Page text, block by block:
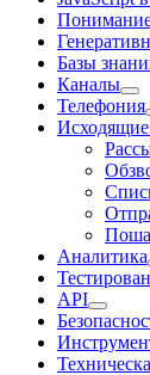
Базы
Каналы
Телефония
Аналитика
API